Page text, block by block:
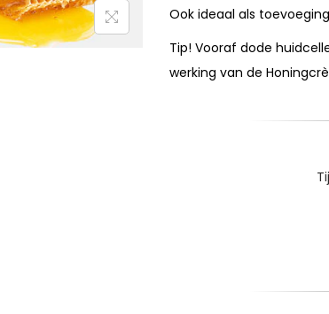
Ook ideaal als
Tip! Vooraf dode
werking van de